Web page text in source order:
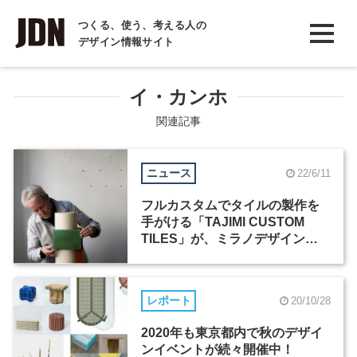
つくる、使う、考える人の
デザイン情報サイト
INTERVIEW
インタビュー
COLUMN
コラム
イ・カンホ
関連記事
ニュース 22/6/11
フルカスタムでタイルの製作を
手がける「TAJIMI CUSTOM
TILES」が、ミラノデザインウ
レポート 20/10/28
2020年も東京都内で秋のデザイ
ンイベントが続々開催中！